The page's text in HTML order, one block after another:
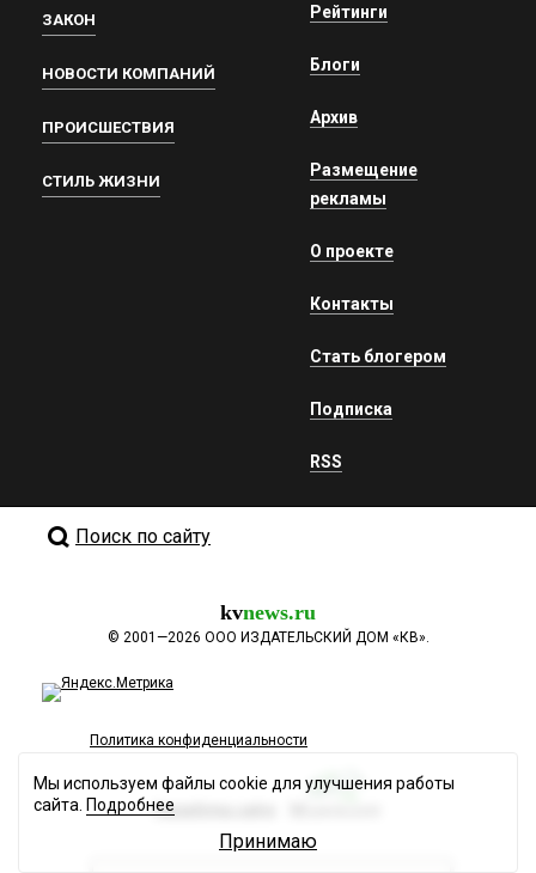
ЗАКОН
НОВОСТИ КОМПАНИЙ
ПРОИСШЕСТВИЯ
СТИЛЬ ЖИЗНИ
Рейтинги
Блоги
Архив
Размещение
рекламы
О проекте
Контакты
Стать блогером
Подписка
RSS
Поиск по сайту
kvnews.ru
© 2001—2026 ООО ИЗДАТЕЛЬСКИЙ ДОМ «КВ».
Политика конфиденциальности
Разработка сайта
Мы используем файлы cookie для улучшения работы
сайта. Подробнее
Принимаю